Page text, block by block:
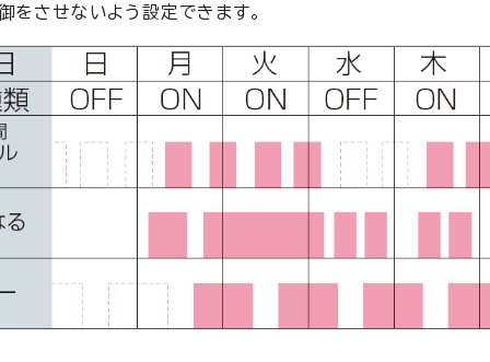
をさせないよう設定できます。